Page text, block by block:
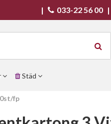
fp
| 033-22 56 00 |
Städ